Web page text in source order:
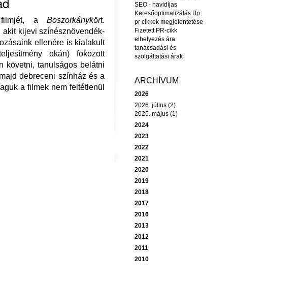
filmjét, aBoszorkánykört.
kijevi színésznövendék-
ellenére is kialakult
okán) fokozott
követni, tanulságos belátni
debreceni színház és a
a filmek nem feltétlenül
SEO - havidíjas
Keresőoptimalizálás Bp
pr cikkek megjelentetése
Fizetett PR-cikk
elhelyezés ára
tanácsadási és
szolgáltatási árak
ARCHÍVUM
2026
2026. július (2)
2026. május (1)
2024
2023
2022
2021
2020
2019
2018
2017
2016
2013
2012
2011
2010